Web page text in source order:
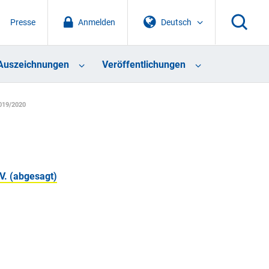
Deutsch
Anmelden
Presse
Veröffentlichungen
2020
(abgesagt)